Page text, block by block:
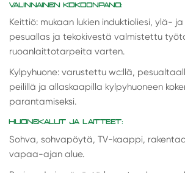
VALINNAINEN KOKOONPANO:
Keittiö: mukaan lukien induktioliesi, ylä-
pesuallas ja tekokivestä valmistettu
ruoanlaittotarpeita varten.
Kylpyhuone: varustettu wc:llä,
peilillä ja allaskaapilla kylpyhuoneen
parantamiseksi.
HUONEKALUT JA LAITTEET:
Sohva, sohvapöytä, TV-kaappi,
vapaa-ajan alue.